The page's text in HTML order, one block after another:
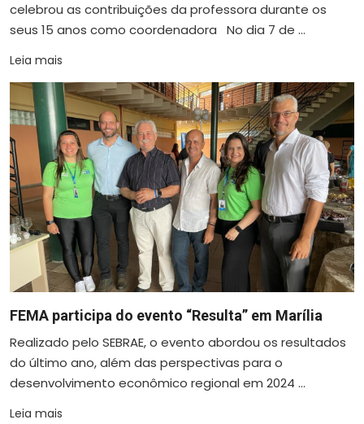
celebrou as contribuições da professora durante os
seus 15 anos como coordenadora No dia 7 de ...
Leia mais
FEMA participa do evento “Resulta” em Marília
Realizado pelo SEBRAE, o evento abordou os resultados
do último ano, além das perspectivas para o
desenvolvimento econômico regional em 2024 ...
Leia mais